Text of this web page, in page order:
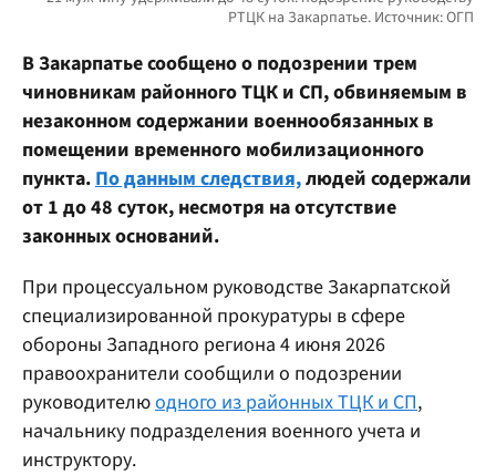
В Закарпатье сообщено о подозрении трем
чиновникам районного ТЦК и СП, обвиняемым в
незаконном содержании военнообязанных в
помещении временного мобилизационного
пункта. По данным следствия,людей содержали
от 1 до 48 суток, несмотря на отсутствие
законных оснований.
При процессуальном руководстве Закарпатской
специализированной прокуратуры в сфере
обороны Западного региона 4 июня 2026
правоохранители сообщили о подозрении
руководителюодного из районных ТЦК и СП,
начальнику подразделения военного учета и
инструктору.